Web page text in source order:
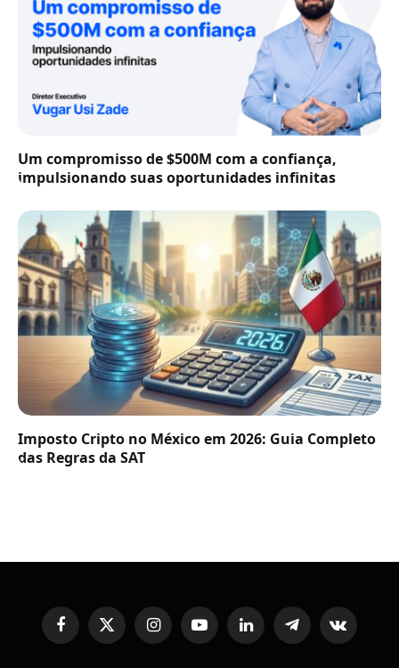
Um compromisso de $500M com a confiança,
impulsionando suas oportunidades infinitas
Imposto Cripto no México em 2026: Guia Completo
das Regras da SAT
FacebookX
(Twitter)
InstagramYouTubeLinkedInTelegramVKontakte